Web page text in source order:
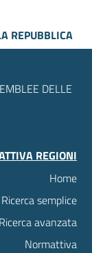
REPUBBLICA
DELLE
REGIONI
Home
Ricerca semplice
Ricerca avanzata
Normattiva